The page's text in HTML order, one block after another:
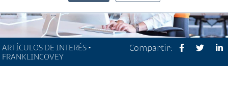
ARTÍCULOS DE INTERÉS •
FRANKLINCOVEY
Compartir: